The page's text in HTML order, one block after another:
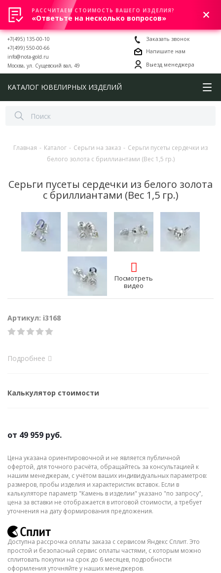
0
+7(495) 135-00-10
+7(499) 550-00-66
info@nota-gold.ru
Москва, ул. Сущевский вал, 49
Заказать звонок
Напишите нам
Выезд менеджера
КАТАЛОГ ЮВЕЛИРНЫХ ИЗДЕЛИЙ
Главная - Каталог - Серьги на заказ - Серьги пусеты сердечки из
белого золота с бриллиантами (Вес 1,5 гр.)
Серьги пусеты сердечки из белого золота
с бриллиантами (Вес 1,5 гр.)
Посмотреть
видео
Артикул: i3168
Подробнее
Калькулятор стоимости
от 49 959 руб.
Цена указана ориентировочной и не является публичной
офертой, для точного расчёта, обращайтесь за консультацией к
нашим менеджерам, с учётом ваших индивидуальных параметров:
размеров, пробы изделия и характеристик вставок. Если в
калькуляторе параметр "Камень в изделии" указано "по запросу",
цена за вставки не отображается в итоговой стоимости, а требует
уточнения на дату формирования предложения.
Доступна рассрочка оплаты заказа с сервисом Яндекс Сплит. Это
простой и безопасный сервис оплаты частями, с которым можно
сплитовать покупки на срок до 6 месяцев, подробности
оформления уточняйте у наших менеджеров.
РАССЧИТАЕМ СТОИМОСТЬ ВАШЕГО ИЗДЕЛИЯ?
«Ответьте на несколько вопросов»